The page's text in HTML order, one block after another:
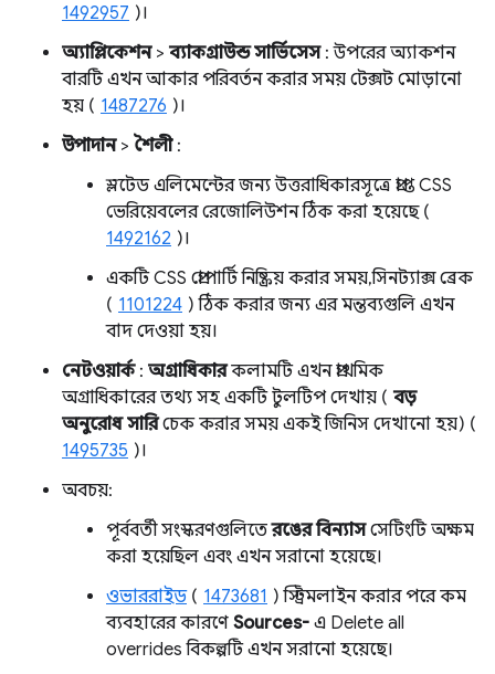
1492957 )।
অ্যাপ্লিকেশন> ব্যাকগ্রাউন্ড সার্ভিসেস: উপরের অ্যাকশন
বারটি এখন আকার পরিবর্তন করার সময় টেক্সট মোড়ানো
হয় ( 1487276 )।
উপাদান> শৈলী:
স্লটেড এলিমেন্টের জন্য উত্তরাধিকারসূত্রে প্রাপ্ত CSS
ভেরিয়েবলের রেজোলিউশন ঠিক করা হয়েছে (
1492162 )।
একটি CSS প্রোপার্টি নিষ্ক্রিয় করার সময়, সিনট্যাক্স ব্রেক
( 1101224 ) ঠিক করার জন্য এর মন্তব্যগুলি এখন
বাদ দেওয়া হয়।
নেটওয়ার্ক: অগ্রাধিকারকলামটি এখন প্রাথমিক
অগ্রাধিকারের তথ্য সহ একটি টুলটিপ দেখায় ( বড়
অনুরোধ সারিচেক করার সময় একই জিনিস দেখানো হয়) (
1495735 )।
অবচয়:
পূর্ববর্তী সংস্করণগুলিতেরঙের বিন্যাসসেটিংটি অক্ষম
করা হয়েছিল এবং এখন সরানো হয়েছে।
ওভাররাইড( 1473681 ) স্ট্রিমলাইন করার পরে কম
ব্যবহারের কারণে Sources- এ Delete all
overrides বিকল্পটি এখন সরানো হয়েছে।